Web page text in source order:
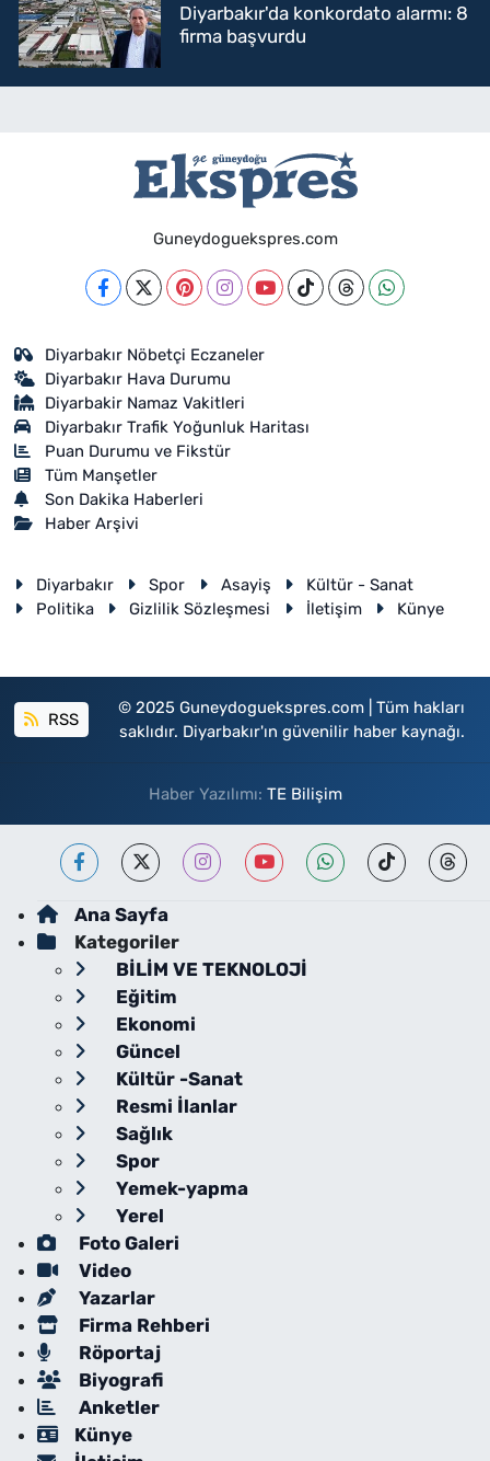
Diyarbakır'da konkordato alarmı: 8
firma başvurdu
Guneydoguekspres.com
Diyarbakır Nöbetçi Eczaneler
Diyarbakır Hava Durumu
Diyarbakir Namaz Vakitleri
Diyarbakır Trafik Yoğunluk Haritası
Puan Durumu ve Fikstür
Tüm Manşetler
Son Dakika Haberleri
Haber Arşivi
Diyarbakır Spor Asayiş
Kültür - Sanat
Politika
Gizlilik Sözleşmesi İletişim Künye
RSS
© 2025 Guneydoguekspres.com | Tüm hakları
saklıdır. Diyarbakır'ın güvenilir haber kaynağı.
Haber Yazılımı: TE Bilişim
Ana Sayfa
Kategoriler
BİLİM VE TEKNOLOJİ
Eğitim
Ekonomi
Güncel
Kültür -Sanat
Resmi İlanlar
Sağlık
Spor
Yemek-yapma
Yerel
Foto Galeri
Video
Yazarlar
Firma Rehberi
Röportaj
Biyografi
Anketler
Künye